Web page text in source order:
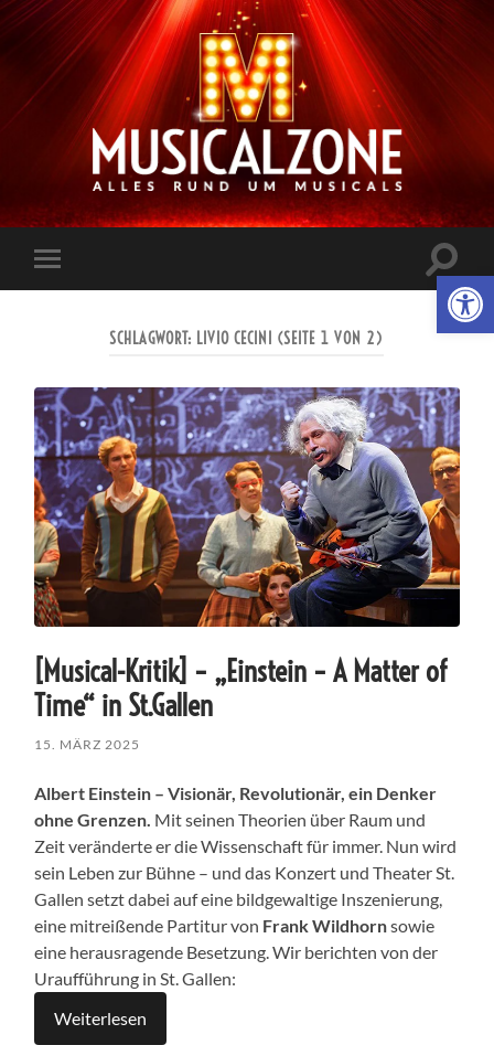
Musicalzone.de
Mobile-
Menü
ein-/
SCHLAGWORT: LIVIO CECINI (SEITE 1 VON 2)
[Musical-Kritik] – „Einstein – A Matter of
Time“ in St.Gallen
15. MÄRZ 2025
Albert Einstein – Visionär, Revolutionär, ein Denker
ohne Grenzen. Mit seinen Theorien über Raum und
Zeit veränderte er die Wissenschaft für immer. Nun wird
sein Leben zur Bühne – und das Konzert und Theater St.
Gallen setzt dabei auf eine bildgewaltige Inszenierung,
eine mitreißende Partitur von Frank Wildhornsowie
eine herausragende Besetzung. Wir berichten von der
Uraufführung in St. Gallen:
Weiterlesen